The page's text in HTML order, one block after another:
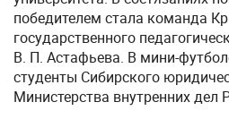
победителем стала команда
государственного
В. П. Астафьева. В мини-
студенты Сибирского
Министерства внутренних дел